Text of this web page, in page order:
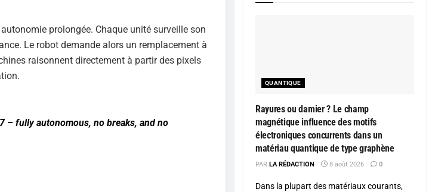
prolongée. Chaque unité surveille son
Le robot demande alors un remplacement à
raisonnent directement à partir des pixels
– fully autonomous, no breaks, and no
QUANTIQUE
Rayures ou damier ? Le champ
magnétique influence des motifs
électroniques concurrents dans un
matériau quantique de type graphène
PAR LA RÉDACTION 8 août 2026 0
Dans la plupart des matériaux courants,